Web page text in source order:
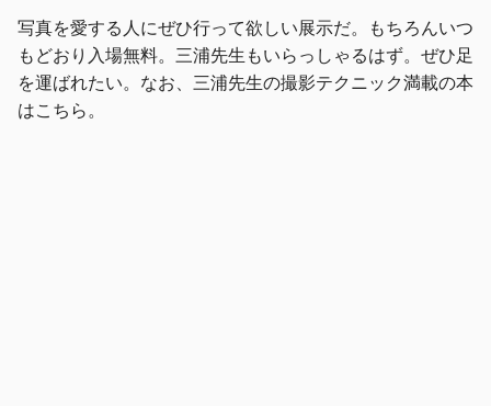
写真を愛する人にぜひ行って欲しい展示だ。もちろんいつ
もどおり入場無料。三浦先生もいらっしゃるはず。ぜひ足
を運ばれたい。なお、三浦先生の撮影テクニック満載の本
はこちら。